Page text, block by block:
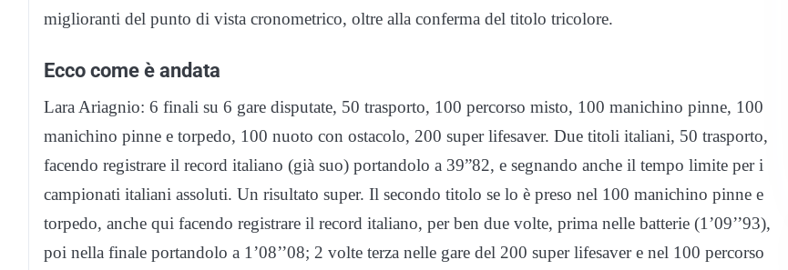
miglioranti del punto di vista cronometrico, oltre alla conferma del titolo tricolore.
Ecco come è andata
Lara Ariagnio: 6 finali su 6 gare disputate, 50 trasporto, 100 percorso misto, 100 manichino pinne, 100
manichino pinne e torpedo, 100 nuoto con ostacolo, 200 super lifesaver. Due titoli italiani, 50 trasporto,
facendo registrare il record italiano (già suo) portandolo a 39”82, e segnando anche il tempo limite per i
campionati italiani assoluti. Un risultato super. Il secondo titolo se lo è preso nel 100 manichino pinne e
torpedo, anche qui facendo registrare il record italiano, per ben due volte, prima nelle batterie (1’09’’93),
poi nella finale portandolo a 1’08’’08; 2 volte terza nelle gare del 200 super lifesaver e nel 100 percorso